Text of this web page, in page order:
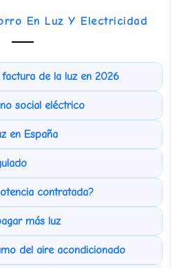
En Luz Y Electricidad
de la luz en 2026
social eléctrico
en España
contratada?
más luz
del aire acondicionado